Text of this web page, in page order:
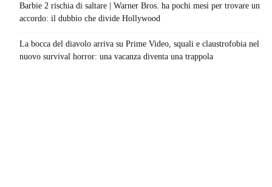
Barbie 2 rischia di saltare | Warner Bros. ha pochi mesi per trovare un
accordo: il dubbio che divide Hollywood
La bocca del diavolo arriva su Prime Video, squali e claustrofobia nel
nuovo survival horror: una vacanza diventa una trappola